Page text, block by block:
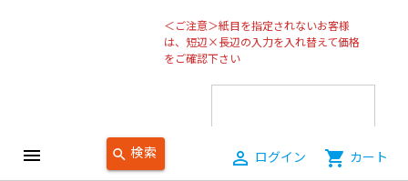
menu search 検索 person_outline ログイン shopping_cart カート
＜ご注意＞紙目を指定されないお客様
は、短辺×長辺の入力を入れ替えて価格
をご確認下さい